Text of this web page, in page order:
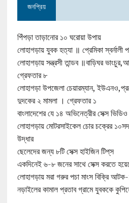
জনপ্রিয়
পিঁপড়া তাড়ানোর ১০ ঘরোয়া উপায়
লোহাগড়ায় যুবক হত্যা ॥ প্রেমিকা স্বর্নালী
লোহাগড়ায় সন্ত্রসী তান্ডব ॥বাড়িঘর
গ্রেফতার ৮
লোহাগড়া উপজেলা চেয়ারম্যান,
দুদকের ২ মামলা । গ্রেফতার ১
বাংলাদেশের যে ১৪ অভিনেত্রীর সেক্স
লোহাগড়ায় মোটরসাইকেল চোর চক্রের
উদ্ধার
ছেলেদের জন্য ৮টি সেক্স হাইজিন টিপ্‌স
একদিনেই ৬-৮ জনের সাথে সেক্স করতে
লোহাগড়ায় মরা গরুর পচা মাংস বিক্রি
নড়াইলের কামাল প্রতাব গ্রামে যুবককে